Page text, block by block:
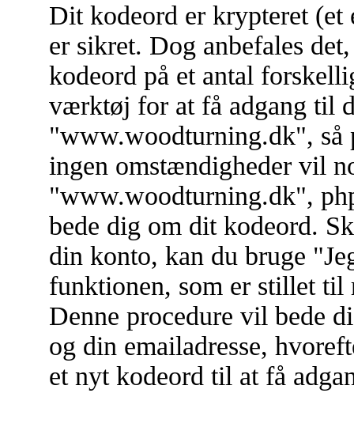
Dit kodeord er krypteret
er sikret. Dog anbefales
kodeord på et antal
værktøj for at få adgang til
"www.woodturning.dk", så
ingen omstændigheder vil
"www.woodturning.dk",
bede dig om dit kodeord.
din konto, kan du bruge
funktionen, som er stillet
Denne procedure vil bede
og din emailadresse,
et nyt kodeord til at få